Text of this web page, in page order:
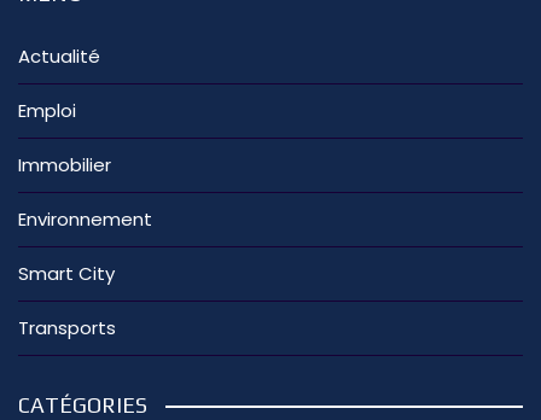
Actualité
Emploi
Immobilier
Environnement
Smart City
Transports
CATÉGORIES